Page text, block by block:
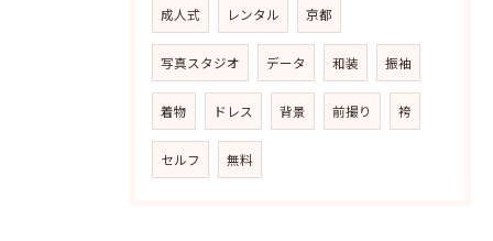
成人式 レンタル 京都
写真スタジオ データ 和装 振袖
着物 ドレス 背景 前撮り 袴
セルフ 無料